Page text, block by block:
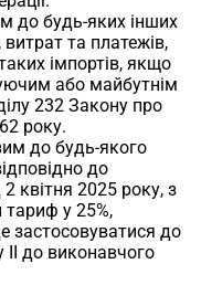
до будь-яких інших
витрат та платежів,
імпортів, якщо
або майбутнім
232 Закону про
року.
до будь-якого
до
квітня 2025 року, з
у 25%,
застосовуватися до
II до виконавчого